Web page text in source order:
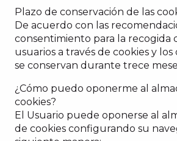
Plazo de conservación de las
De acuerdo con las
consentimiento para la recogida
usuarios a través de cookies y
se conservan durante trece
¿Cómo puedo oponerme al
cookies?
El Usuario puede oponerse al
de cookies configurando su